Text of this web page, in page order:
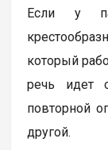
Если у
который
речь идет
повторной
другой.